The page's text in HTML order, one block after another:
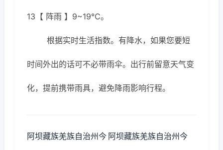
13【 阵雨 】9~19℃。
根据实时生活指数。有降水，如果您要短
时间外出的话可不必带雨伞。出行前留意天气变
化，提前携带雨具，避免降雨影响行程。
阿坝藏族羌族自治州今 阿坝藏族羌族自治州今